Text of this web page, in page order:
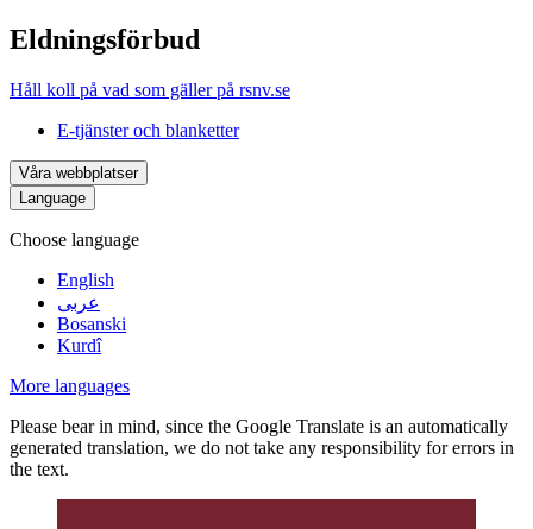
Eldningsförbud
Håll koll på vad som gäller på rsnv.se
E-tjänster och blanketter
Våra webbplatser
Language
Choose language
English
عربى
Bosanski
Kurdî
More languages
Please bear in mind, since the Google Translate is an automatically
generated translation, we do not take any responsibility for errors in
the text.